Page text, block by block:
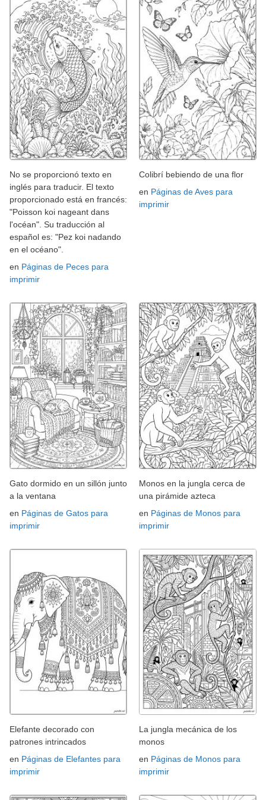
No se proporcionó texto en
inglés para traducir. El texto
proporcionado está en francés:
"Poisson koi nageant dans
l'océan". Su traducción al
español es: "Pez koi nadando
en el océano".
en Páginas de Peces para
imprimir
Colibrí bebiendo de una flor
en Páginas de Aves para
imprimir
Gato dormido en un sillón junto
a la ventana
en Páginas de Gatos para
imprimir
Monos en la jungla cerca de
una pirámide azteca
en Páginas de Monos para
imprimir
Elefante decorado con
patrones intrincados
en Páginas de Elefantes para
imprimir
La jungla mecánica de los
monos
en Páginas de Monos para
imprimir